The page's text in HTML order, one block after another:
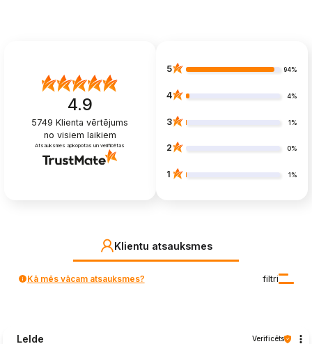
4.9
5749 Klienta vērtējums
no visiem laikiem
Atsauksmes apkopotas un verificētas
5 94%
4 4%
3 1%
2 0%
1 1%
Klientu atsauksmes
filtri
Kā mēs vācam atsauksmes?
Lelde Verificēts